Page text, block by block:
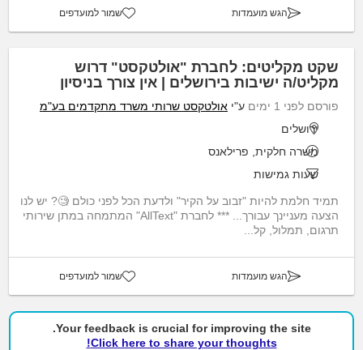
הגש מועמדות שמור למועדפים
שקט מקליטים: לחברת "אולטקסט" דרוש
מקליט/ה ישיבות בירושלים | אין צורך בניסיון
פורסם לפני 1 ימים ע"י אולטקסט שרותי משרד מתקדמים בע"מ
ירושלים
משרה חלקית, פרילאנס
שעות גמישות
תמיד חלמת להיות "זבוב על הקיר" ולדעת הכל לפני כולם 🧐? יש לנו
הצעה מעניינך עבורך... *** לחברת "AllText" המתמחה במתן שירותי
תרגום, תמלול, קל...
הגש מועמדות שמור למועדפים
Your feedback is crucial for improving the site.
Click here to share your thoughts!